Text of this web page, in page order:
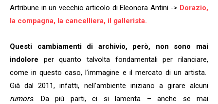
Artribune in un vecchio articolo di Eleonora Antini -> Dorazio,
la compagna, la cancelliera, il gallerista.
Questi cambiamenti di archivio, però, non sono mai
indolore per quanto talvolta fondamentali per rilanciare,
come in questo caso, l’immagine e il mercato di un artista.
Già dal 2011, infatti, nell’ambiente iniziano a girare alcuni
rumors. Da più parti, ci si lamenta – anche se mai